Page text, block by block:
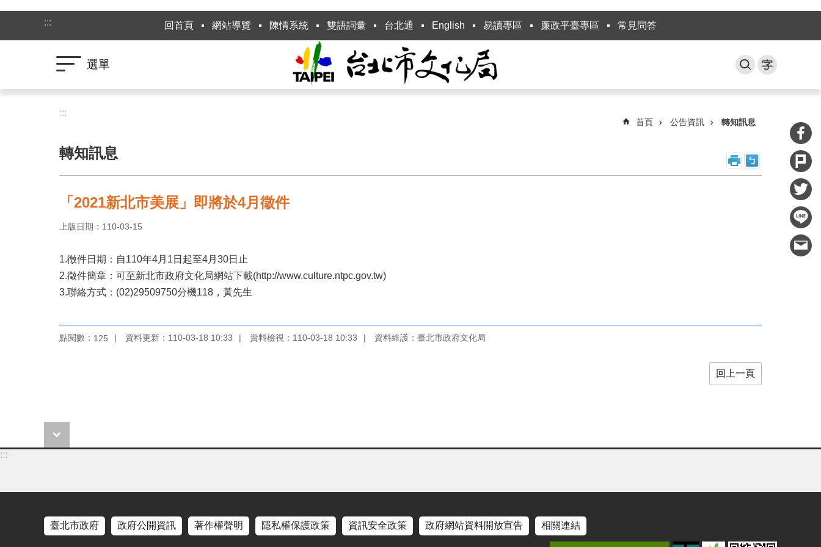
跳到主要內容區塊
:::
回首頁 網站導覽 陳情系統 雙語詞彙 台北通 English 易讀專區 廉政平臺專區 常見問答
選單
:::
首頁 公告資訊 轉知訊息
轉知訊息
「2021新北市美展」即將於4月徵件
上版日期：110-03-15
1.徵件日期：自110年4月1日起至4月30日止
2.徵件簡章：可至新北市政府文化局網站下載(http://www.culture.ntpc.gov.tw)
3.聯絡方式：(02)29509750分機118，黃先生
點閱數： 125 資料更新：110-03-18 10:33 資料檢視：110-03-18 10:33 資料維護：臺北市政府文化局
回上一頁
:::
臺北市政府 政府公開資訊 著作權聲明 隱私權保護政策 資訊安全政策 政府網站資料開放宣告 相關連結